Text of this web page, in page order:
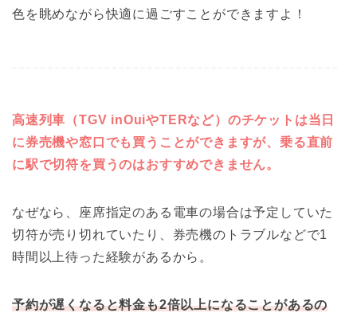
色を眺めながら快適に過ごすことができますよ！
高速列車（TGV inOuiやTERなど）のチケットは当日
に券売機や窓口でも買うことができますが、乗る直前
に駅で切符を買うのはおすすめできません。
なぜなら、座席指定のある電車の場合は予定していた
切符が売り切れていたり、券売機のトラブルなどで1
時間以上待った経験があるから。
予約が遅くなると料金も2倍以上になることがあるの